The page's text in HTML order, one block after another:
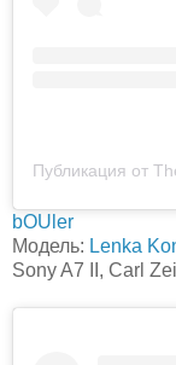
bOUler
Модель: Lenka
Sony A7 II, Carl